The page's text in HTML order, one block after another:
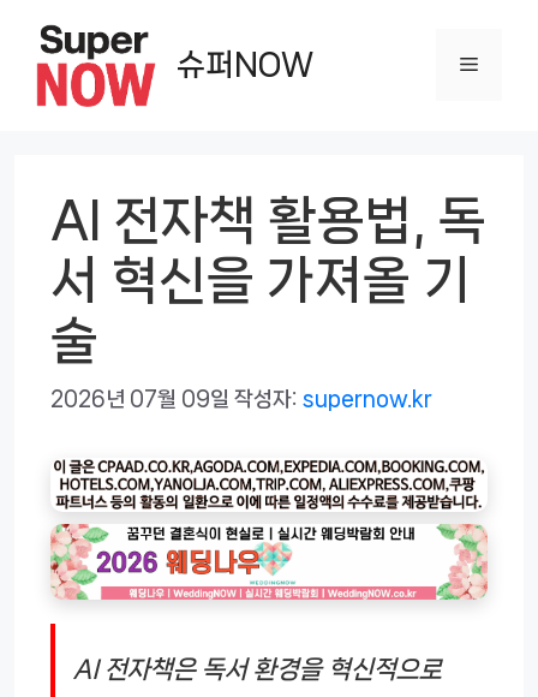
슈퍼NOW 메
AI 전자책 활용법, 독
서 혁신을 가져올 기
술
2026년 07월 09일 작성자: supernow.kr
AI 전자책은 독서 환경을 혁신적으로